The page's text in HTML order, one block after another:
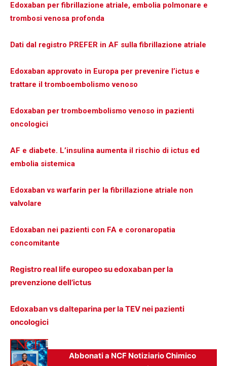
Edoxaban per fibrillazione atriale, embolia polmonare e
trombosi venosa profonda
Dati dal registro PREFER in AF sulla fibrillazione atriale
Edoxaban approvato in Europa per prevenire l’ictus e
trattare il tromboembolismo venoso
Edoxaban per tromboembolismo venoso in pazienti
oncologici
AF e diabete. L’insulina aumenta il rischio di ictus ed
embolia sistemica
Edoxaban vs warfarin per la fibrillazione atriale non
valvolare
Edoxaban nei pazienti con FA e coronaropatia
concomitante
Registro real life europeo su edoxaban per la
prevenzione dell’ictus
Edoxaban vs dalteparina per la TEV nei pazienti
oncologici
Abbonati a NCF Notiziario Chimico